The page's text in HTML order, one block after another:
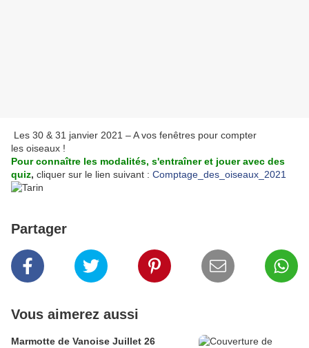
Les 30 & 31 janvier 2021 – A vos fenêtres pour compter
les oiseaux !
Pour connaître les modalités, s'entraîner et jouer avec des
quiz, cliquer sur le lien suivant : Comptage_des_oiseaux_2021
Partager
Vous aimerez aussi
Marmotte de Vanoise Juillet 26